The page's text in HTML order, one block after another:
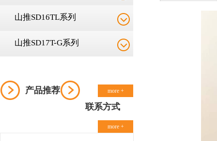
山推SD16TL系列
山推SD17T-G系列
产品推荐 more +
联系方式
more +